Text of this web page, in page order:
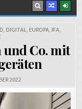
, DIGITAL, EUROPA, IFA,
und Co. mit
2022